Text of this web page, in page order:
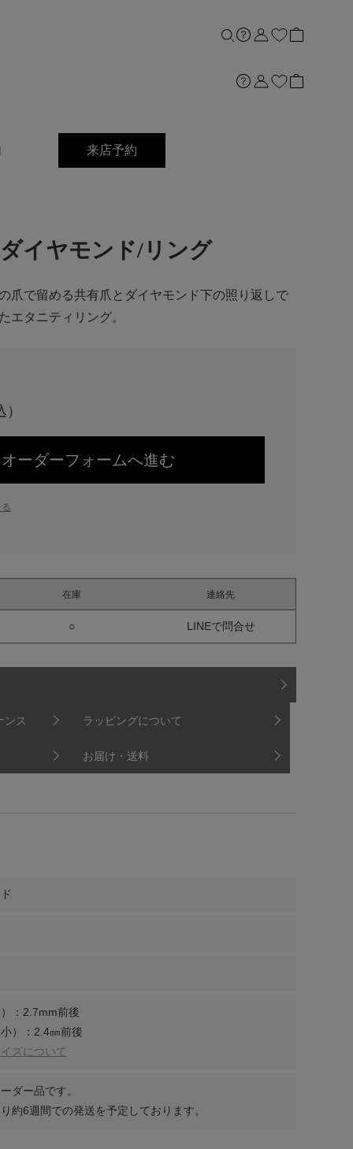
来店予約
イヤモンド/リング
爪で留める共有爪とダイヤモンド下の照り返しで
エタニティリング。
オーダーフォームへ進む
在庫 連絡先
○ LINEで問合せ
ンス ラッピングについて
お届け・送料
：2.7mm前後
）：2.4㎜前後
ズについて
ダー品です。
約6週間での発送を予定しております。